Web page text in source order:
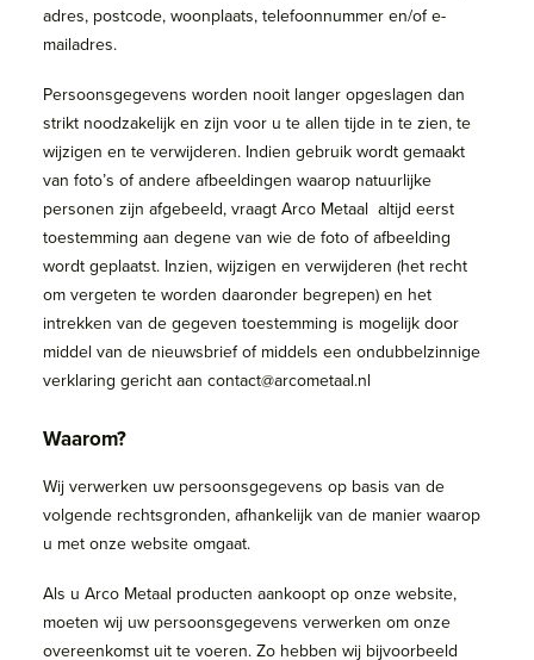
adres, postcode, woonplaats, telefoonnummer en/of e-
mailadres.
​Persoonsgegevens worden nooit langer opgeslagen dan
strikt noodzakelijk en zijn voor u te allen tijde in te zien, te
wijzigen en te verwijderen. Indien gebruik wordt gemaakt
van foto’s of andere afbeeldingen waarop natuurlijke
personen zijn afgebeeld, vraagt Arco Metaal altijd eerst
toestemming aan degene van wie de foto of afbeelding
wordt geplaatst. Inzien, wijzigen en verwijderen (het recht
om vergeten te worden daaronder begrepen) en het
intrekken van de gegeven toestemming is mogelijk door
middel van de nieuwsbrief of middels een ondubbelzinnige
verklaring gericht aan contact@arcometaal.nl
Waarom?
Wij verwerken uw persoonsgegevens op basis van de
volgende rechtsgronden, afhankelijk van de manier waarop
u met onze website omgaat.
Als u Arco Metaal producten aankoopt op onze website,
moeten wij uw persoonsgegevens verwerken om onze
overeenkomst uit te voeren. Zo hebben wij bijvoorbeeld